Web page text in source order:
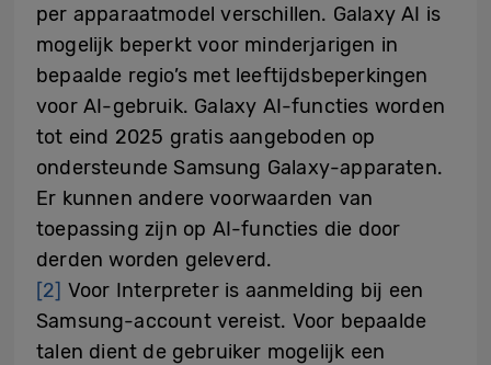
per apparaatmodel verschillen. Galaxy AI is
mogelijk beperkt voor minderjarigen in
bepaalde regio’s met leeftijdsbeperkingen
voor AI-gebruik. Galaxy AI-functies worden
tot eind 2025 gratis aangeboden op
ondersteunde Samsung Galaxy-apparaten.
Er kunnen andere voorwaarden van
toepassing zijn op AI-functies die door
derden worden geleverd.
[2] Voor Interpreter is aanmelding bij een
Samsung-account vereist. Voor bepaalde
talen dient de gebruiker mogelijk een